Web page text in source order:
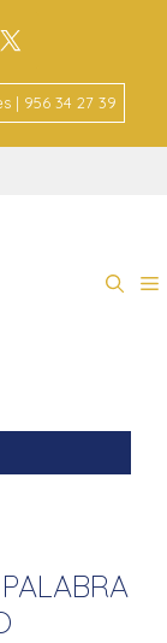
| 956 34 27 39